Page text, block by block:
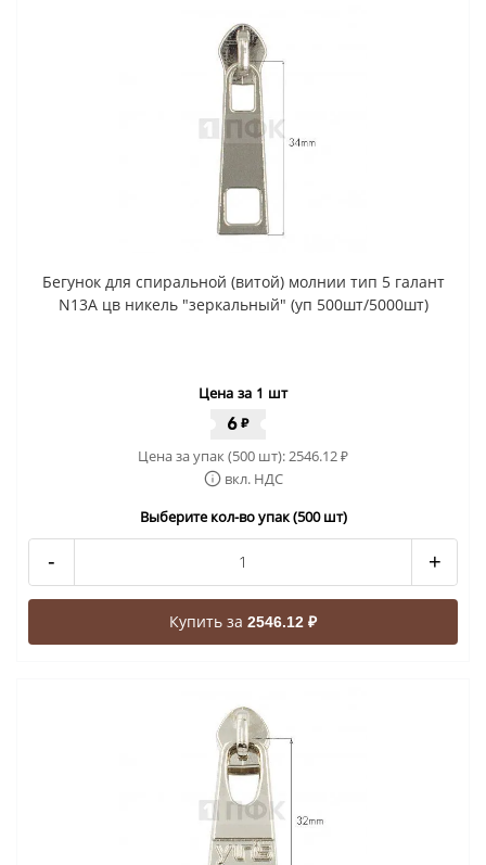
Бегунок для спиральной (витой) молнии тип 5 галант
N13A цв никель "зеркальный" (уп 500шт/5000шт)
Цена за 1 шт
6 ₽
Цена за упак (500 шт): 2546.12₽
вкл. НДС
Выберите кол-во упак (500 шт)
- +
Купить за 2546.12 ₽